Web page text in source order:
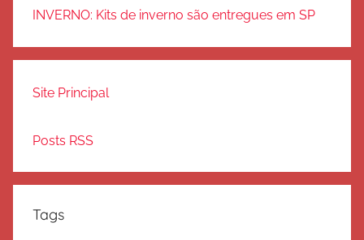
INVERNO: Kits de inverno são entregues em SP
Site Principal
Posts RSS
Tags